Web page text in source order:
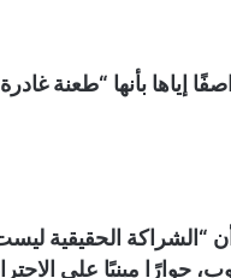
إياها بأنها “طعنة
“الشراكة الحقيقية
حوارًا مبنيًا على